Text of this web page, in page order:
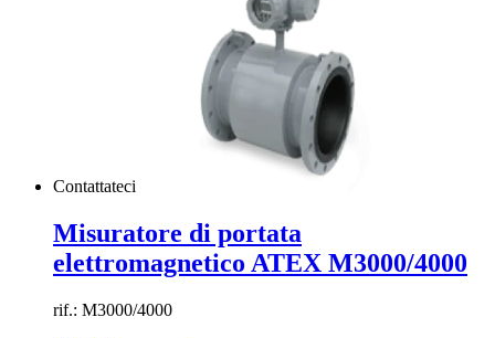
Contattateci
Misuratore di portata
elettromagnetico ATEX M3000/4000
rif.: M3000/4000